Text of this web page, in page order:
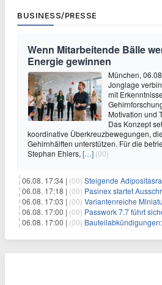
BUSINESS/PRESSE
Wenn Mitarbeitende Bälle
Energie gewinnen
München,
Jonglage
mit
Motivation und
Das Konzept
koordinative Überkreuzbewegungen,
Gehirnhälften unterstützen. Für die
Stephan Ehlers, […] (00)
06.08. 17:34 | (00) Steigende Adipositasrate zeigt strukturellen
06.08. 17:18 | (00) Pasinex startet Ausschreibung für hochgradiges
06.08. 17:03 | (00) Variantenreiche
06.08. 17:00 | (00) Passwork 7.7 führt sicheren
06.08. 17:00 | (00) Bauteilabkündigungen: Eine